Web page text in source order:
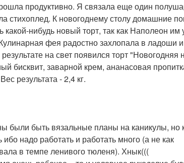
продуктивно. Я связала еще один
стихоплед. К новогоднему столу домашние
какой-нибудь новый торт, так как Наполеон им
фея радостно захлопала в ладоши
на свет появился торт "Новогодняя
бисквит, заварной крем, ананасовая
результата - 2,4 кг.
были быть вязальные планы на каникулы, но
ибо надо работать и работать много (а не как
в темпе ленивого тюленя). Хнык(((